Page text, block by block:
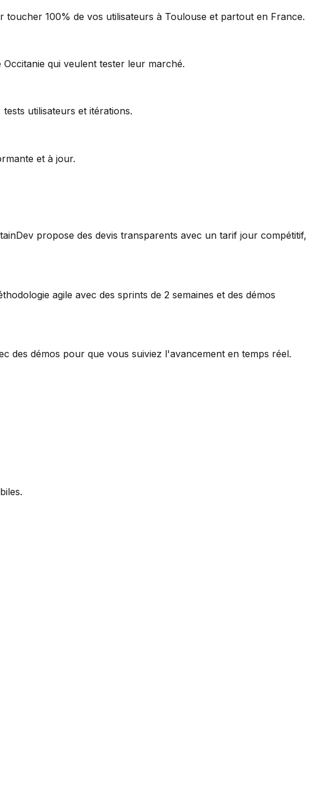
toucher 100% de vos utilisateurs à Toulouse et partout en France.
Occitanie qui veulent tester leur marché.
utilisateurs et itérations.
et à jour.
propose des devis transparents avec un tarif jour compétitif,
agile avec des sprints de 2 semaines et des démos
des démos pour que vous suiviez l'avancement en temps réel.